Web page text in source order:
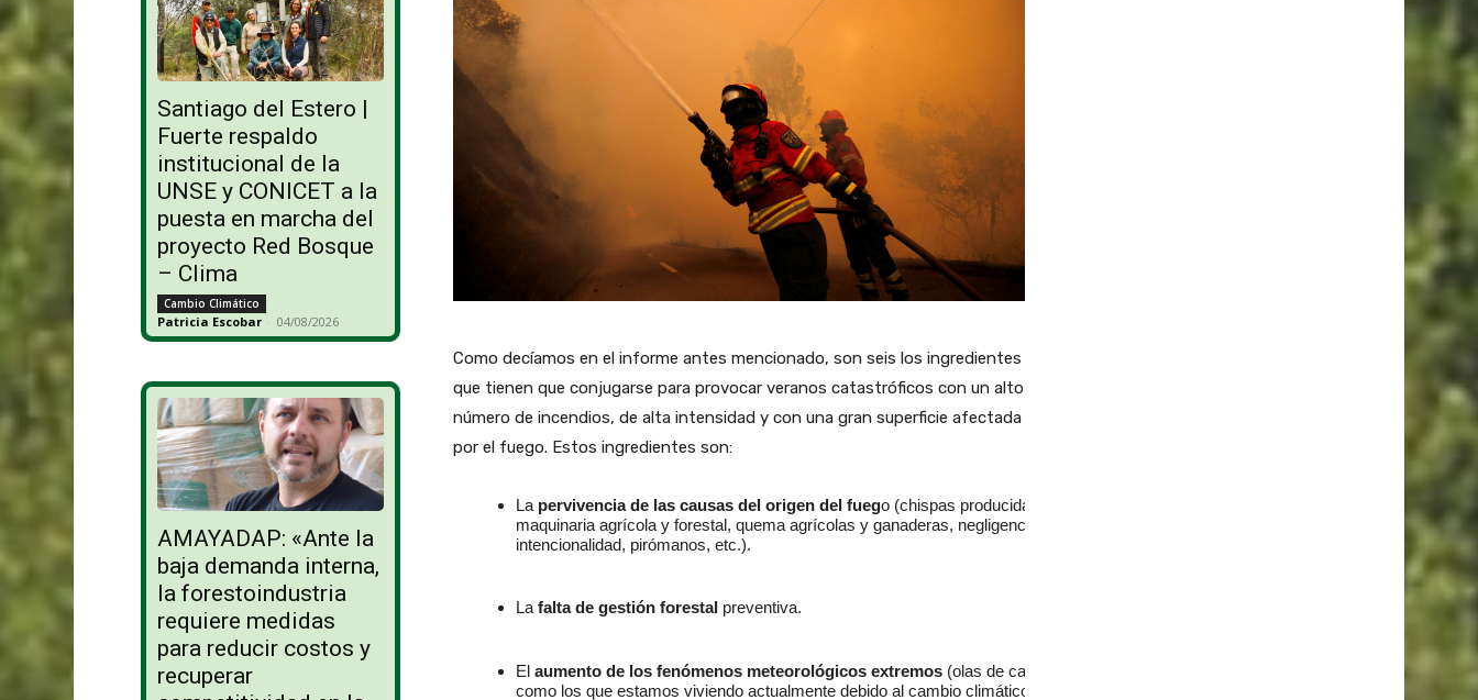
Santiago del Estero |
Fuerte respaldo
institucional de la
UNSE y CONICET a la
puesta en marcha del
proyecto Red Bosque
– Clima
Cambio Climático
Patricia Escobar - 04/08/2026
AMAYADAP: «Ante la
baja demanda interna,
la forestoindustria
requiere medidas
para reducir costos y
recuperar
Como decíamos en el informe antes mencionado, son seis los ingredientes
que tienen que conjugarse para provocar veranos catastróficos con un alto
número de incendios, de alta intensidad y con una gran superficie afectada
por el fuego. Estos ingredientes son:
La pervivencia de las causas del origen del fuego (chispas producidas por
maquinaria agrícola y forestal, quema agrícolas y ganaderas, negligencias, alta
intencionalidad, pirómanos, etc.).
La falta de gestión forestalpreventiva.
El aumento de los fenómenos meteorológicos extremos(olas de calor, sequías)
como los que estamos viviendo actualmente debido al cambio climático.